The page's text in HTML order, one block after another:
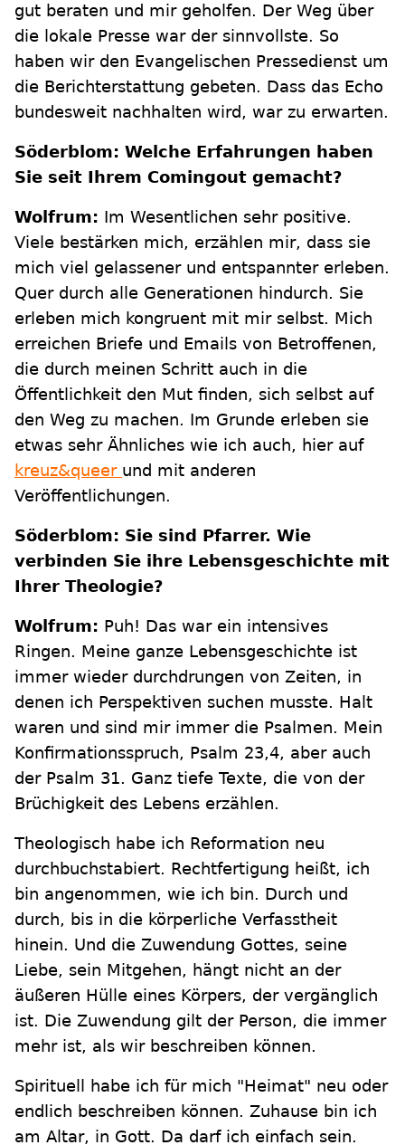
gut beraten und mir geholfen. Der Weg über
die lokale Presse war der sinnvollste. So
haben wir den Evangelischen Pressedienst um
die Berichterstattung gebeten. Dass das Echo
bundesweit nachhalten wird, war zu erwarten.
Söderblom: Welche Erfahrungen haben
Sie seit Ihrem Comingout gemacht?
Wolfrum: Im Wesentlichen sehr positive.
Viele bestärken mich, erzählen mir, dass sie
mich viel gelassener und entspannter erleben.
Quer durch alle Generationen hindurch. Sie
erleben mich kongruent mit mir selbst. Mich
erreichen Briefe und Emails von Betroffenen,
die durch meinen Schritt auch in die
Öffentlichkeit den Mut finden, sich selbst auf
den Weg zu machen. Im Grunde erleben sie
etwas sehr Ähnliches wie ich auch, hier auf
kreuz&queer und mit anderen
Veröffentlichungen.
Söderblom: Sie sind Pfarrer. Wie
verbinden Sie ihre Lebensgeschichte mit
Ihrer Theologie?
Wolfrum: Puh! Das war ein intensives
Ringen. Meine ganze Lebensgeschichte ist
immer wieder durchdrungen von Zeiten, in
denen ich Perspektiven suchen musste. Halt
waren und sind mir immer die Psalmen. Mein
Konfirmationsspruch, Psalm 23,4, aber auch
der Psalm 31. Ganz tiefe Texte, die von der
Brüchigkeit des Lebens erzählen.
Theologisch habe ich Reformation neu
durchbuchstabiert. Rechtfertigung heißt, ich
bin angenommen, wie ich bin. Durch und
durch, bis in die körperliche Verfasstheit
hinein. Und die Zuwendung Gottes, seine
Liebe, sein Mitgehen, hängt nicht an der
äußeren Hülle eines Körpers, der vergänglich
ist. Die Zuwendung gilt der Person, die immer
mehr ist, als wir beschreiben können.
Spirituell habe ich für mich "Heimat" neu oder
endlich beschreiben können. Zuhause bin ich
am Altar, in Gott. Da darf ich einfach sein.